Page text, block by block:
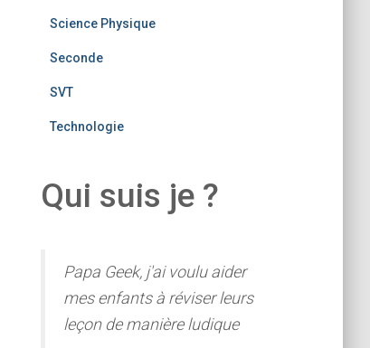
Science Physique
Seconde
SVT
Technologie
Qui suis je ?
Papa Geek, j'ai voulu aider
mes enfants à réviser leurs
leçon de manière ludique